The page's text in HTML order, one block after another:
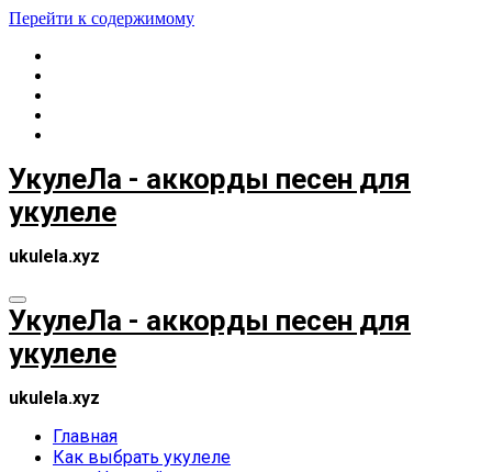
Перейти к содержимому
УкулеЛа - аккорды песен для
укулеле
ukulela.xyz
УкулеЛа - аккорды песен для
укулеле
ukulela.xyz
Главная
Как выбрать укулеле